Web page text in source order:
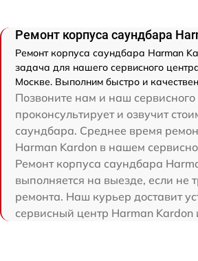
Ремонт корпуса саундбара
Ремонт корпуса саундбара Harman
задача для нашего сервисного
Москве. Выполним быстро и
Позвоните нам и наш сервисного
проконсультирует и озвучит
саундбара. Среднее время
Harman Kardon в нашем
Ремонт корпуса саундбара
выполняется на выезде, если не
ремонта. Наш курьер доставит
сервисный центр Harman Kardon